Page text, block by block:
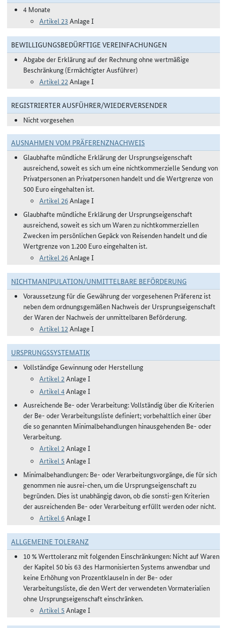
4 Monate
Artikel 23 Anlage I
BEWILLIGUNGSBEDÜRFTIGE VEREINFACHUNGEN
Abgabe der Erklärung auf der Rechnung ohne wertmäßige
Beschränkung (Ermächtigter Ausführer)
Artikel 22 Anlage I
REGISTRIERTER AUSFÜHRER/WIEDERVERSENDER
Nicht vorgesehen
AUSNAHMEN VOM PRÄFERENZNACHWEIS
Glaubhafte mündliche Erklärung der Ursprungseigenschaft
ausreichend, soweit es sich um eine nichtkommerzielle Sendung von
Privatpersonen an Privatpersonen handelt und die Wertgrenze von
500 Euro eingehalten ist.
Artikel 26Anlage I
Glaubhafte mündliche Erklärung der Ursprungseigenschaft
ausreichend, soweit es sich um Waren zu nichtkommerziellen
Zwecken im persönlichen Gepäck von Reisenden handelt und die
Wertgrenze von 1.200 Euro eingehalten ist.
Artikel 26Anlage I
NICHTMANIPULATION/UNMITTELBARE BEFÖRDERUNG
Voraussetzung für die Gewährung der vorgesehenen Präferenz ist
neben dem ordnungsgemäßen Nachweis der Ursprungseigenschaft
der Waren der Nachweis der unmittelbaren Beförderung.
Artikel 12 Anlage I
URSPRUNGSSYSTEMATIK
Vollständige Gewinnung oder Herstellung
Artikel 2 Anlage I
Artikel 4Anlage I
Ausreichende Be- oder Verarbeitung: Vollständig über die Kriterien
der Be- oder Verarbeitungsliste definiert; vorbehaltlich einer über
die so genannten Minimalbehandlungen hinausgehenden Be- oder
Verarbeitung.
Artikel 2 Anlage I
Artikel 5 Anlage I
Minimalbehandlungen: Be- oder Verarbeitungsvorgänge, die für sich
genommen nie ausrei-chen, um die Ursprungseigenschaft zu
begründen. Dies ist unabhängig davon, ob die sonsti-gen Kriterien
der ausreichenden Be- oder Verarbeitung erfüllt werden oder nicht.
Artikel 6Anlage I
ALLGEMEINE TOLERANZ
10 % Werttoleranz mit folgenden Einschränkungen: Nicht auf Waren
der Kapitel 50 bis 63 des Harmonisierten Systems anwendbar und
keine Erhöhung von Prozentklauseln in der Be- oder
Verarbeitungsliste, die den Wert der verwendeten Vormaterialien
ohne Ursprungseigenschaft einschränken.
Artikel 5 Anlage I